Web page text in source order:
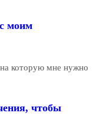
моим
которую мне нужно
чтобы